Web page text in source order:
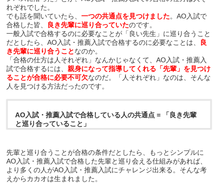
れぞれでした。
でも話を聞いていたら、一つの共通点を見つけました。AO入試で
合格した皆、 良き先輩に巡り合っていたのです。
一般入試で合格するのに必要なことが「良い先生」に巡り合うこと
だとしたら、AO入試・推薦入試で合格するのに必要なことは、 良
き先輩に巡り合うことなのか。
「合格の仕方は人それぞれ」なんかじゃなくて、AO入試・推薦入
試で合格するには、親身になって指導してくれる「先輩」を見つけ
ることが合格に必要不可欠なのだ。「人それぞれ」なのは、そんな
人を見つける方法だったのです。
AO入試・推薦入試で合格している人の共通点 = 「良き先輩
と巡り合っていること」
先輩と巡り合うことが合格の条件だとしたら、もっとシンプルに
AO入試・推薦入試で合格した先輩と巡り会える仕組みがあれば、
より多くの人がAO入試・推薦入試にチャレンジ出来る。そんな考
えからカカオは生まれました。